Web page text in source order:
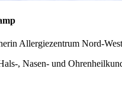
Allergiezentrum Nord-West
, Nasen- und